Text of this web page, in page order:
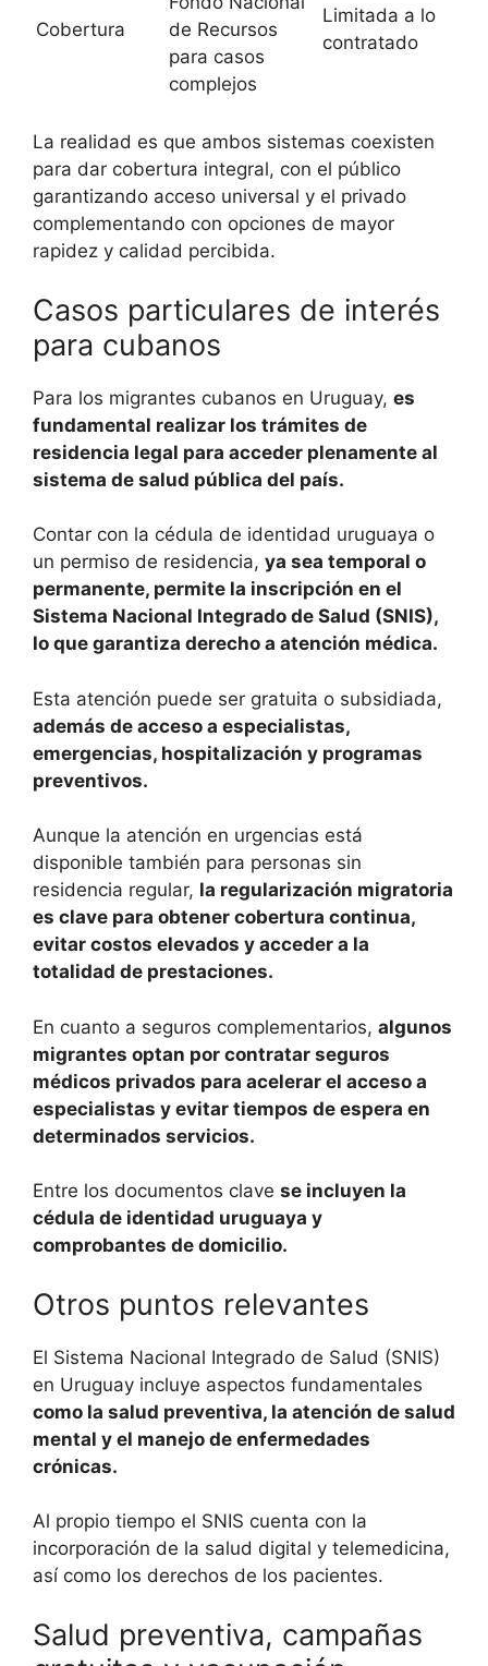
Cobertura
de Recursos
para casos
complejos
Limitada a lo
contratado
La realidad es que ambos sistemas coexisten
para dar cobertura integral, con el público
garantizando acceso universal y el privado
complementando con opciones de mayor
rapidez y calidad percibida.
Casos particulares de interés
para cubanos
Para los migrantes cubanos en Uruguay, es
fundamental realizar los trámites de
residencia legal para acceder plenamente al
sistema de salud pública del país.
Contar con la cédula de identidad uruguaya o
un permiso de residencia, ya sea temporal o
permanente, permite la inscripción en el
Sistema Nacional Integrado de Salud (SNIS),
lo que garantiza derecho a atención médica.
Esta atención puede ser gratuita o subsidiada,
además de acceso a especialistas,
emergencias, hospitalización y programas
preventivos.
Aunque la atención en urgencias está
disponible también para personas sin
residencia regular, la regularización migratoria
es clave para obtener cobertura continua,
evitar costos elevados y acceder a la
totalidad de prestaciones.
En cuanto a seguros complementarios, algunos
migrantes optan por contratar seguros
médicos privados para acelerar el acceso a
especialistas y evitar tiempos de espera en
determinados servicios.
Entre los documentos clave se incluyen la
cédula de identidad uruguaya y
comprobantes de domicilio.
Otros puntos relevantes
El Sistema Nacional Integrado de Salud (SNIS)
en Uruguay incluye aspectos fundamentales
como la salud preventiva, la atención de salud
mental y el manejo de enfermedades
crónicas.
Al propio tiempo el SNIS cuenta con la
incorporación de la salud digital y telemedicina,
así como los derechos de los pacientes.
Salud preventiva, campañas